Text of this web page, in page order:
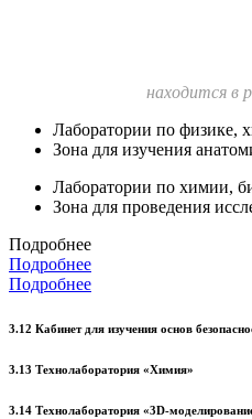
находится в
Лаборатории по физике,
Зона для изучения
Лаборатории по химии,
Зона для проведения
Подробнее
Подробнее
Подробнее
3.12 Кабинет для изучения основ
3.13 Технолаборатория «Химия»
3.14 Технолаборатория «3D-